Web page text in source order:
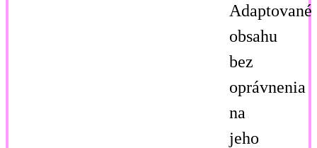
obsahu
bez
oprávnenia
na
jeho